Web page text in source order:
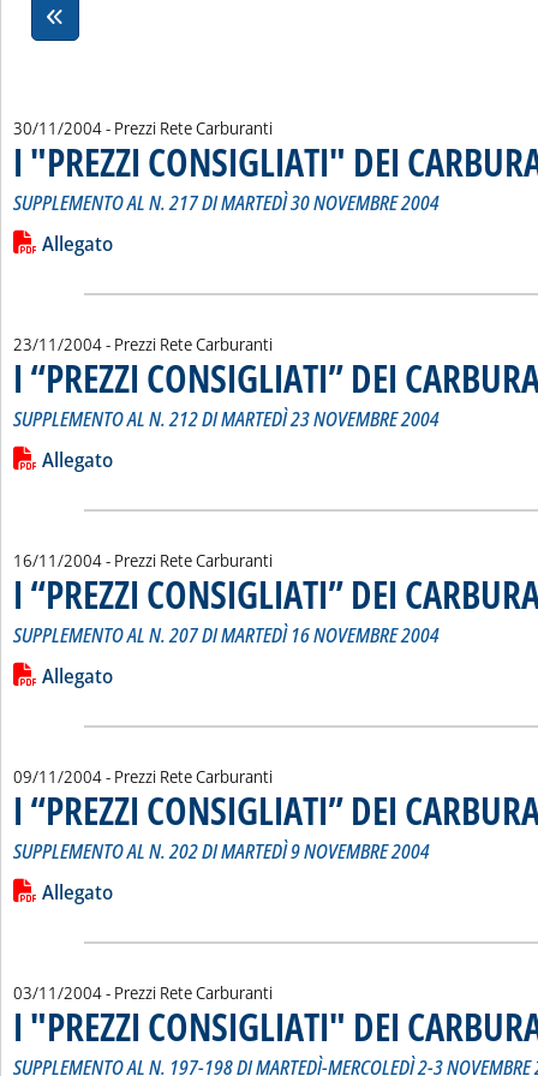
30/11/2004- Prezzi Rete Carburanti
I "PREZZI CONSIGLIATI" DEI
SUPPLEMENTO AL N. 217 DI MARTEDÌ 30 NOVEMBRE 2004
Leggi tutta la notizia: 'I "PREZZI CONSIGLIATI" DEI
Lista allegati PDF alla notizia
Allegato
23/11/2004- Prezzi Rete Carburanti
I “PREZZI CONSIGLIATI” DEI
SUPPLEMENTO AL N. 212 DI MARTEDÌ 23 NOVEMBRE 2004
Leggi tutta la notizia: 'I “PREZZI CONSIGLIATI” DEI
Lista allegati PDF alla notizia
Allegato
16/11/2004- Prezzi Rete Carburanti
I “PREZZI CONSIGLIATI” DEI
SUPPLEMENTO AL N. 207 DI MARTEDÌ 16 NOVEMBRE 2004
Leggi tutta la notizia: 'I “PREZZI CONSIGLIATI” DEI
Lista allegati PDF alla notizia
Allegato
09/11/2004- Prezzi Rete Carburanti
I “PREZZI CONSIGLIATI” DEI
SUPPLEMENTO AL N. 202 DI MARTEDÌ 9 NOVEMBRE 2004
Leggi tutta la notizia: 'I “PREZZI CONSIGLIATI” DEI
Lista allegati PDF alla notizia
Allegato
03/11/2004- Prezzi Rete Carburanti
I "PREZZI CONSIGLIATI" DEI
SUPPLEMENTO AL N. 197-198 DI MARTEDÌ-MERCOLEDÌ 2-3